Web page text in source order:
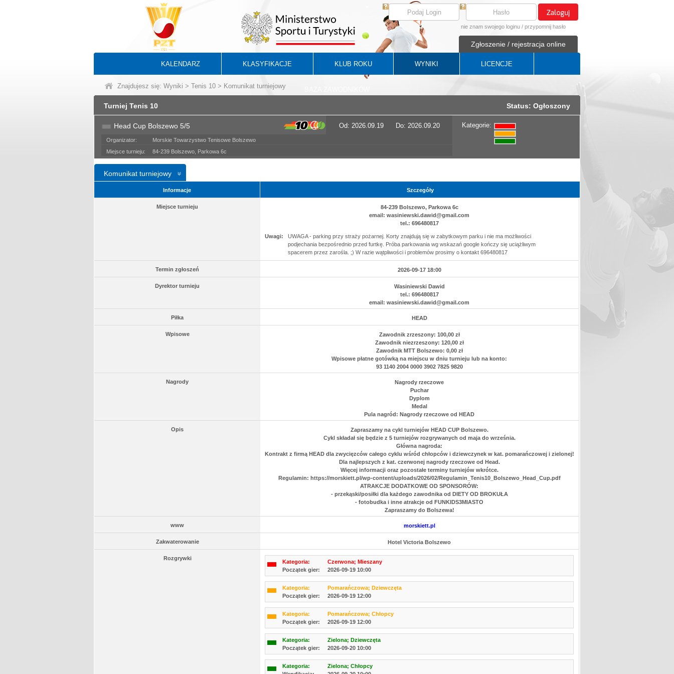
nie znam swojego loginu / przypomnij hasło
Zgłoszenie / rejestracja online
KALENDARZ KLASYFIKACJE KLUB ROKU WYNIKI LICENCJE
Znajdujesz się: Wyniki > Tenis 10 > Komunikat turniejowy
Turniej Tenis 10 Status: Ogłoszony
Head Cup Bolszewo 5/5 Od: 2026.09.19 Do: 2026.09.20
Organizator:
Morskie Towarzystwo Tenisowe Bolszewo
Miejsce turnieju:
84-239 Bolszewo, Parkowa 6c
Kategorie:
Komunikat turniejowy
Informacje Szczegóły
Miejsce turnieju
84-239 Bolszewo, Parkowa 6c
email: wasiniewski.dawid@gmail.com
tel.: 696480817
Uwagi:
UWAGA - parking przy straży pożarnej. Korty znajdują się w zabytkowym parku i nie ma możliwości
podjechania bezpośrednio przed furtkę. Próba parkowania wg wskazań google kończy się uciążliwym
spacerem przez zarośla. ;) W razie wątpliwości i problemów prosimy o kontakt 696480817
Termin zgłoszeń 2026-09-17 18:00
Dyrektor turnieju
Wasiniewski Dawid
tel.: 696480817
email: wasiniewski.dawid@gmail.com
Piłka HEAD
Wpisowe
Zawodnik zrzeszony: 100,00 zł
Zawodnik niezrzeszony: 120,00 zł
Zawodnik MTT Bolszewo: 0,00 zł
Wpisowe płatne gotówką na miejscu w dniu turnieju lub na konto:
93 1140 2004 0000 3902 7825 9820
Nagrody
Nagrody rzeczowe
Puchar
Dyplom
Medal
Pula nagród: Nagrody rzeczowe od HEAD
Opis
Zapraszamy na cykl turniejów HEAD CUP Bolszewo.
Cykl składał się będzie z 5 turniejów rozgrywanych od maja do września.
Główna nagroda:
Kontrakt z firmą HEAD dla zwycięzców całego cyklu wśród chłopców i dziewczynek w kat. pomarańczowej i zielonej!
Dla najlepszych z kat. czerwonej nagrody rzeczowe od Head.
Więcej informacji oraz pozostałe terminy turniejów wkrótce.
Regulamin: https://morskiett.pl/wp-content/uploads/2026/02/Regulamin_Tenis10_Bolszewo_Head_Cup.pdf
ATRAKCJE DODATKOWE OD SPONSORÓW:
- przekąski/posiłki dla każdego zawodnika od DIETY OD BROKUŁA
- fotobudka i inne atrakcje od FUNKIDS3MIASTO
Zapraszamy do Bolszewa!
www morskiett.pl
Zakwaterowanie Hotel Victoria Bolszewo
Rozgrywki
Kategoria:
Czerwona; Mieszany
Początek gier:
2026-09-19 10:00
Kategoria:
Pomarańczowa; Dziewczęta
Początek gier:
2026-09-19 12:00
Kategoria:
Pomarańczowa; Chłopcy
Początek gier:
2026-09-19 12:00
Kategoria:
Zielona; Dziewczęta
Początek gier:
2026-09-20 10:00
Kategoria:
Zielona; Chłopcy